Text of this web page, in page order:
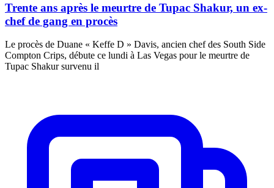
Trente ans après le meurtre de Tupac Shakur, un ex-
chef de gang en procès
Le procès de Duane « Keffe D » Davis, ancien chef des South Side
Compton Crips, débute ce lundi à Las Vegas pour le meurtre de
Tupac Shakur survenu il